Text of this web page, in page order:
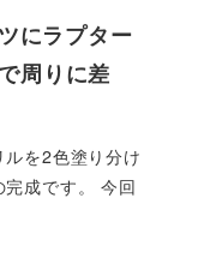
にラプター
周りに差
を2色塗り分け
成です。 今回